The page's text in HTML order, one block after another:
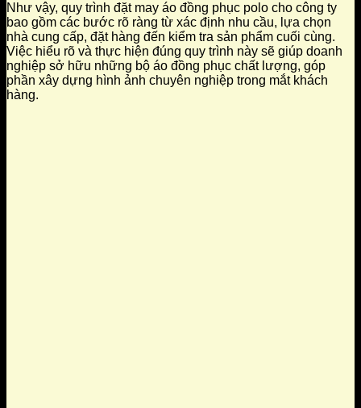
Như vậy, quy trình đặt may áo đồng phục polo cho công ty
bao gồm các bước rõ ràng từ xác định nhu cầu, lựa chọn
nhà cung cấp, đặt hàng đến kiểm tra sản phẩm cuối cùng.
Việc hiểu rõ và thực hiện đúng quy trình này sẽ giúp doanh
nghiệp sở hữu những bộ áo đồng phục chất lượng, góp
phần xây dựng hình ảnh chuyên nghiệp trong mắt khách
hàng.